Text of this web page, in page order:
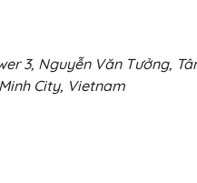
3, Nguyễn Văn Tưởng,
City, Vietnam